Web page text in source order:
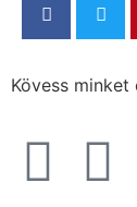
Kövess